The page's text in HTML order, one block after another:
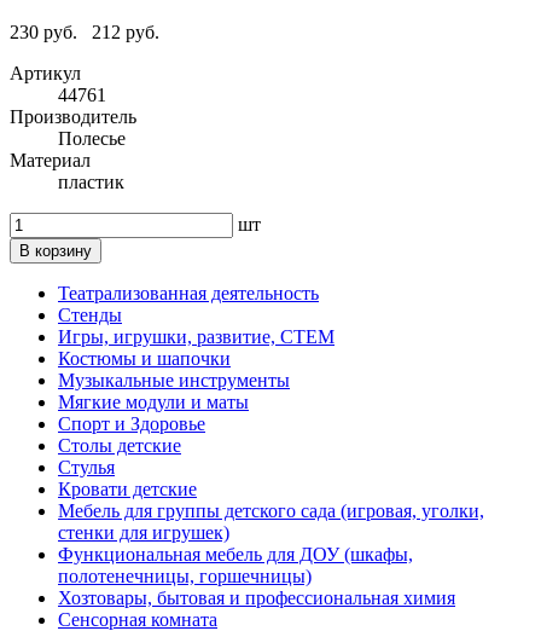
230 руб.
212 руб.
Артикул
44761
Производитель
Полесье
Материал
пластик
шт
В корзину
Театрализованная деятельность
Стенды
Игры, игрушки, развитие, СТЕМ
Костюмы и шапочки
Музыкальные инструменты
Мягкие модули и маты
Спорт и Здоровье
Столы детские
Стулья
Кровати детские
Мебель для группы детского сада (игровая, уголки,
стенки для игрушек)
Функциональная мебель для ДОУ (шкафы,
полотенечницы, горшечницы)
Хозтовары, бытовая и профессиональная химия
Сенсорная комната